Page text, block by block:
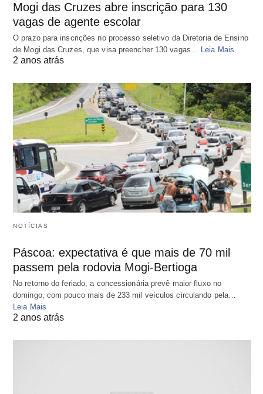
Mogi das Cruzes abre inscrição para 130
vagas de agente escolar
O prazo para inscrições no processo seletivo da Diretoria de Ensino
de Mogi das Cruzes, que visa preencher 130 vagas… Leia Mais
2 anos atrás
NOTÍCIAS
Páscoa: expectativa é que mais de 70 mil
passem pela rodovia Mogi-Bertioga
No retorno do feriado, a concessionária prevê maior fluxo no
domingo, com pouco mais de 233 mil veículos circulando pela…
Leia Mais
2 anos atrás